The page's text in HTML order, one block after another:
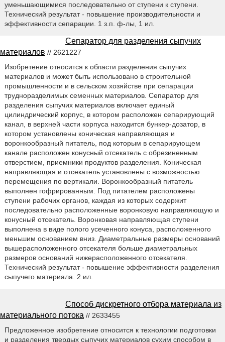
уменьшающимися последовательно от ступени к ступени.
Технический результат - повышение производительности и
эффективности сепарации. 1 з.п. ф-лы, 1 ил.
Сепаратор для разделения сыпучих
материалов // 2621227
Изобретение относится к области разделения сыпучих
материалов и может быть использовано в строительной
промышленности и в сельском хозяйстве при сепарации
трудноразделимых семенных материалов. Сепаратор для
разделения сыпучих материалов включает единый
цилиндрический корпус, в котором расположен сепарирующий
канал, в верхней части корпуса находится бункер-дозатор, в
котором установлены коническая направляющая и
воронкообразный питатель, под которым в сепарирующем
канале расположен конусный отсекатель с обрезиненным
отверстием, приемники продуктов разделения. Коническая
направляющая и отсекатель установлены с возможностью
перемещения по вертикали. Воронкообразный питатель
выполнен гофрированным. Под питателем расположены
ступени рабочих органов, каждая из которых содержит
последовательно расположенные воронковую направляющую и
конусный отсекатель. Воронковая направляющая ступени
выполнена в виде полого усеченного конуса, расположенного
меньшим основанием вниз. Диаметральные размеры оснований
вышерасположенного отсекателя больше диаметральных
размеров оснований нижерасположенного отсекателя.
Технический результат - повышение эффективности разделения
сыпучего материала. 2 ил.
Способ дискретного отбора материала из
материального потока // 2633455
Предложенное изобретение относится к технологии подготовки
и разделения твердых сыпучих материалов сухим способом в